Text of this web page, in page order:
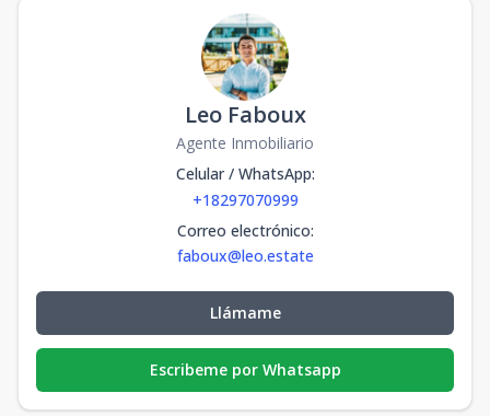
Leo Faboux
Agente Inmobiliario
Celular / WhatsApp:
+18297070999
Correo electrónico:
faboux@leo.estate
Llámame
Escribeme por Whatsapp